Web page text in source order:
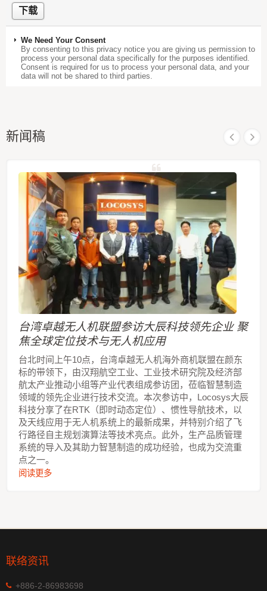
We Need Your Consent
By consenting to this privacy notice you are giving us permission to
process your personal data specifically for the purposes identified.
Consent is required for us to process your personal data, and your
data will not be shared to third parties.
新闻稿
台湾卓越无人机联盟参访大辰科技领先企业 聚
焦全球定位技术与无人机应用
台北时间上午10点，台湾卓越无人机海外商机联盟在颜东
标的带领下，由汉翔航空工业、工业技术研究院及经济部
航太产业推动小组等产业代表组成参访团，莅临智慧制造
领域的领先企业进行技术交流。本次参访中，Locosys大辰
科技分享了在RTK（即时动态定位）、惯性导航技术，以
及天线应用于无人机系统上的最新成果，并特别介绍了飞
行路径自主规划演算法等技术亮点。此外，生产品质管理
系统的导入及其助力智慧制造的成功经验，也成为交流重
点之一。
阅读更多
联络资讯
+886-2-86983698